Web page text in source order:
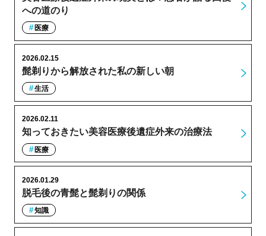
への道のり
医療
髭剃りから解放された私の新しい朝
2026.02.15
生活
知っておきたい美容医療後遺症外来の治療法
2026.02.11
医療
脱毛後の青髭と髭剃りの関係
2026.01.29
知識